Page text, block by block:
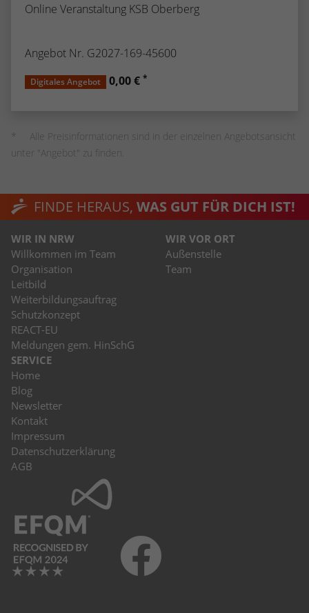
Online Veranstaltung KSB Oberberg
Angebot Nr. G2027-169-45600
Digitales Angebot 0,00 € *
Alle Preisinformationen sind in der einzelnen Angebotsansicht
unter "Angebot" zu finden.
FINDE HERAUS, WAS GUT FÜR DICH IST!
WIR IN NRW
Willkommen im Team
Organisation
Leitbild
Weiterbildungsauftrag
Schutzkonzept
REACT-EU
Meldungen gem. HinSchG
WIR VOR ORT
Außenstelle
Team
SERVICE
Home
Blog
Newsletter
Kontakt
Impressum
Datenschutzerklärung
AGB